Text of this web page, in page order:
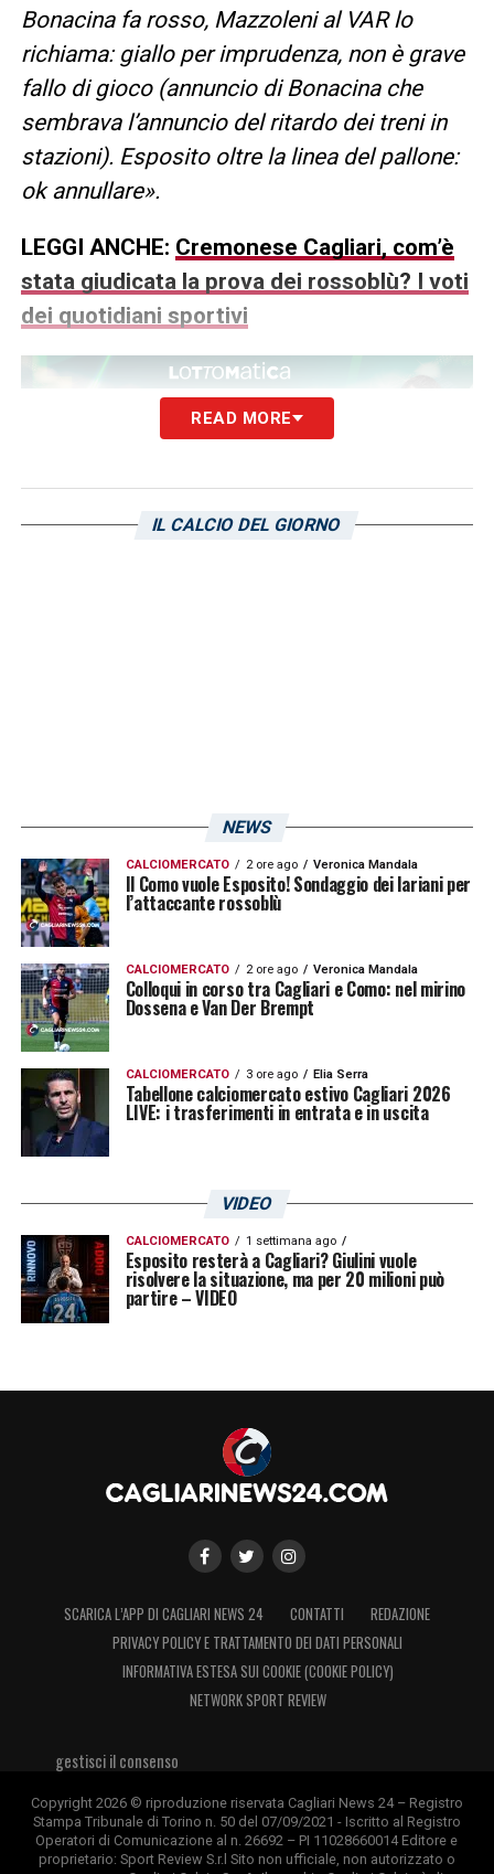
Bonacina fa rosso, Mazzoleni al VAR lo
richiama: giallo per imprudenza, non è grave
fallo di gioco (annuncio di Bonacina che
sembrava l’annuncio del ritardo dei treni in
stazioni). Esposito oltre la linea del pallone:
ok annullare».
LEGGI ANCHE: Cremonese Cagliari, com’è
stata giudicata la prova dei rossoblù? I voti
dei quotidiani sportivi
offerta ai nuovi clienti
tramite link.
La stessa giocata è quotata 1.08 su
LA PLAYLIST DELLE NOSTRE TOP NEWS
READ MORE
IL CALCIO DEL GIORNO
NEWS
CALCIOMERCATO 2 ore ago Veronica Mandala
Il Como vuole Esposito! Sondaggio dei lariani per
l’attaccante rossoblù
CALCIOMERCATO 2 ore ago Veronica Mandala
Colloqui in corso tra Cagliari e Como: nel mirino
Dossena e Van Der Brempt
CALCIOMERCATO 3 ore ago Elia Serra
Tabellone calciomercato estivo Cagliari 2026
LIVE: i trasferimenti in entrata e in uscita
VIDEO
CALCIOMERCATO 1 settimana ago
Esposito resterà a Cagliari? Giulini vuole
risolvere la situazione, ma per 20 milioni può
partire – VIDEO
SCARICA L’APP DI CAGLIARI NEWS 24 CONTATTI
REDAZIONE
PRIVACY POLICY E TRATTAMENTO DEI DATI PERSONALI
INFORMATIVA ESTESA SUI COOKIE (COOKIE POLICY)
NETWORK SPORT REVIEW
gestisci il consenso
Copyright 2026 © riproduzione riservata Cagliari News 24 – Registro
Stampa Tribunale di Torino n. 50 del 07/09/2021 - Iscritto al Registro
Operatori di Comunicazione al n. 26692 – PI 11028660014 Editore e
proprietario: Sport Review S.r.l Sito non ufficiale, non autorizzato o